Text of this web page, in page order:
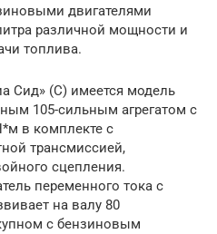
двигателями
различной мощности и
топлива.
Сид» (С) имеется модель
105-сильным агрегатом с
в комплекте с
трансмиссией,
сцепления.
переменного тока с
на валу 80
с бензиновым